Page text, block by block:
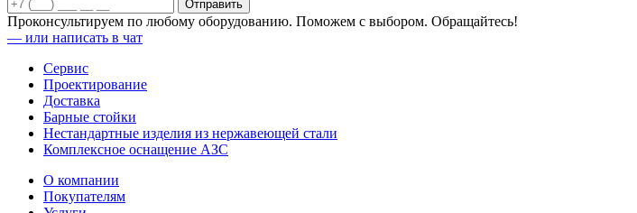
Проконсультируем по любому оборудованию. Поможем с выбором. Обращайтесь!
— или написать в чат
Сервис
Проектирование
Доставка
Барные стойки
Нестандартные изделия из нержавеющей стали
Комплексное оснащение АЗС
О компании
Покупателям